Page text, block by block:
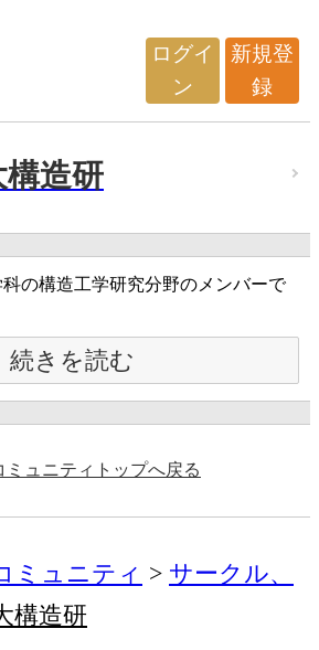
ログイ
ン
新規登
録
構造研
の構造工学研究分野のメンバーで
続きを読む
ミュニティトップへ戻る
ミュニティ
サークル、
構造研